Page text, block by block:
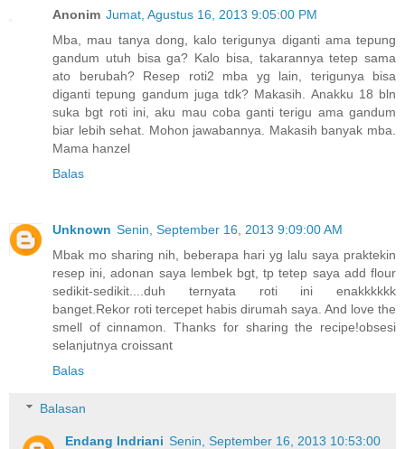
Anonim Jumat, Agustus 16, 2013 9:05:00 PM
Mba, mau tanya dong, kalo terigunya diganti ama tepung
gandum utuh bisa ga? Kalo bisa, takarannya tetep sama
ato berubah? Resep roti2 mba yg lain, terigunya bisa
diganti tepung gandum juga tdk? Makasih. Anakku 18 bln
suka bgt roti ini, aku mau coba ganti terigu ama gandum
biar lebih sehat. Mohon jawabannya. Makasih banyak mba.
Mama hanzel
Balas
Unknown Senin, September 16, 2013 9:09:00 AM
Mbak mo sharing nih, beberapa hari yg lalu saya praktekin
resep ini, adonan saya lembek bgt, tp tetep saya add flour
sedikit-sedikit....duh ternyata roti ini enakkkkkk
banget.Rekor roti tercepet habis dirumah saya. And love the
smell of cinnamon. Thanks for sharing the recipe!obsesi
selanjutnya croissant
Balas
Balasan
Endang Indriani Senin, September 16, 2013 10:53:00